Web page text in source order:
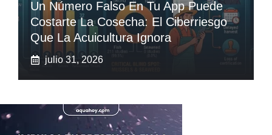
Un Número Falso En Tu App Puede
Costarte La Cosecha: El Ciberriesgo
Que La Acuicultura Ignora
julio 31, 2026